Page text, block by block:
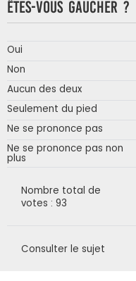
Êtes-vous gaucher ?
Oui
Non
Aucun des deux
Seulement du pied
Ne se prononce pas
Ne se prononce pas non
plus
Nombre total de
votes : 93
Consulter le sujet